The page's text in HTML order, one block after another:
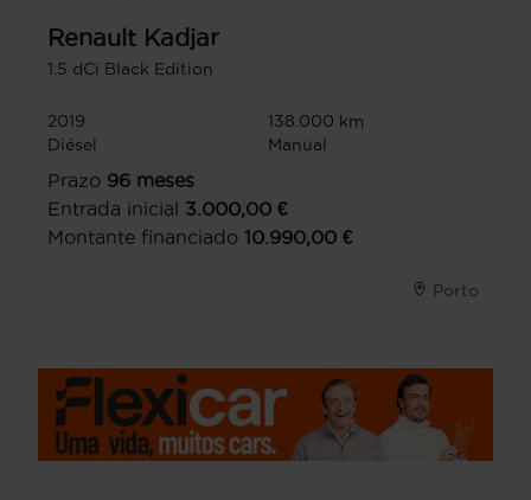
Renault Kadjar
1.5 dCi Black Edition
2019
138.000 km
Diésel
Manual
Prazo 96 meses
Entrada inicial 3.000,00 €
Montante financiado 10.990,00 €
Porto